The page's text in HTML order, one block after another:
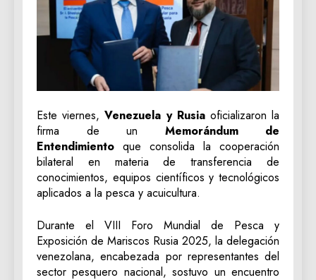
Este viernes,Venezuela y Rusia oficializaron la
firma de un Memorándum de
Entendimiento que consolida la cooperación
bilateral en materia de transferencia de
conocimientos, equipos científicos y tecnológicos
aplicados a la pesca y acuicultura.
Durante el VIII Foro Mundial de Pesca y
Exposición de Mariscos Rusia 2025, la delegación
venezolana, encabezada por representantes del
sector pesquero nacional, sostuvo un encuentro